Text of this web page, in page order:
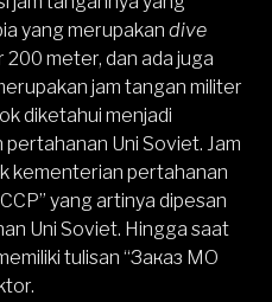
yang merupakan dive
meter, dan ada juga
jam tangan militer
diketahui menjadi
Uni Soviet. Jam
kementerian pertahanan
yang artinya dipesan
Uni Soviet. Hingga saat
tulisan “Заказ МО